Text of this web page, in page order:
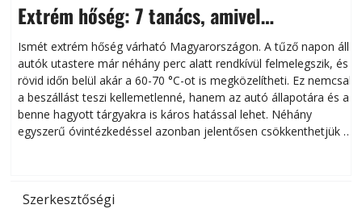
Extrém hőség: 7 tanács, amivel
megóvhatjuk autónkat a nyári károktól
Ismét extrém hőség várható Magyarországon. A tűző napon álló
autók utastere már néhány perc alatt rendkívül felmelegszik, és
rövid időn belül akár a 60-70 °C-ot is megközelítheti. Ez nemcsak
a beszállást teszi kellemetlenné, hanem az autó állapotára és a
benne hagyott tárgyakra is káros hatással lehet. Néhány
egyszerű óvintézkedéssel azonban jelentősen csökkenthetjük a
Szerkesztőségi